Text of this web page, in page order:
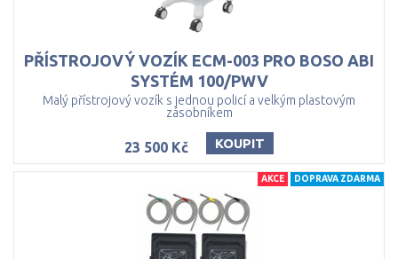
PŘÍSTROJOVÝ VOZÍK ECM-003 PRO BOSO ABI
SYSTÉM 100/PWV
Malý přístrojový vozík s jednou policí a velkým plastovým
zásobníkem
23 500 Kč KOUPIT
AKCE DOPRAVA ZDARMA